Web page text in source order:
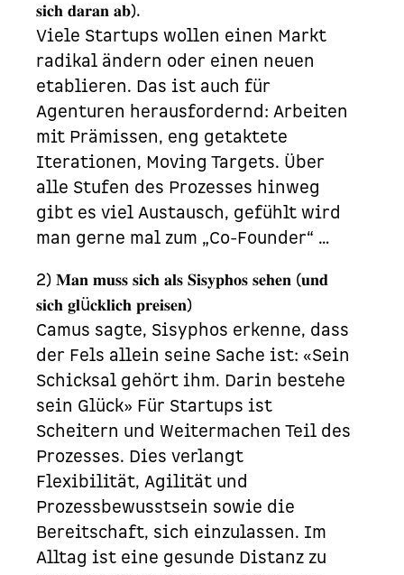
𝐬𝐢𝐜𝐡 𝐝𝐚𝐫𝐚𝐧 𝐚𝐛).
Viele Startups wollen einen Markt
radikal ändern oder einen neuen
etablieren. Das ist auch für
Agenturen herausfordernd: Arbeiten
mit Prämissen, eng getaktete
Iterationen, Moving Targets. Über
alle Stufen des Prozesses hinweg
gibt es viel Austausch, gefühlt wird
man gerne mal zum „Co-Founder“ …
2) 𝐌𝐚𝐧 𝐦𝐮𝐬𝐬 𝐬𝐢𝐜𝐡 𝐚𝐥𝐬 𝐒𝐢𝐬𝐲𝐩𝐡𝐨𝐬 𝐬𝐞𝐡𝐞𝐧 (𝐮𝐧𝐝
𝐬𝐢𝐜𝐡 𝐠𝐥ü𝐜𝐤𝐥𝐢𝐜𝐡 𝐩𝐫𝐞𝐢𝐬𝐞𝐧)
Camus sagte, Sisyphos erkenne, dass
der Fels allein seine Sache ist: «Sein
Schicksal gehört ihm. Darin bestehe
sein Glück» Für Startups ist
Scheitern und Weitermachen Teil des
Prozesses. Dies verlangt
Flexibilität, Agilität und
Prozessbewusstsein sowie die
Bereitschaft, sich einzulassen. Im
Alltag ist eine gesunde Distanz zu